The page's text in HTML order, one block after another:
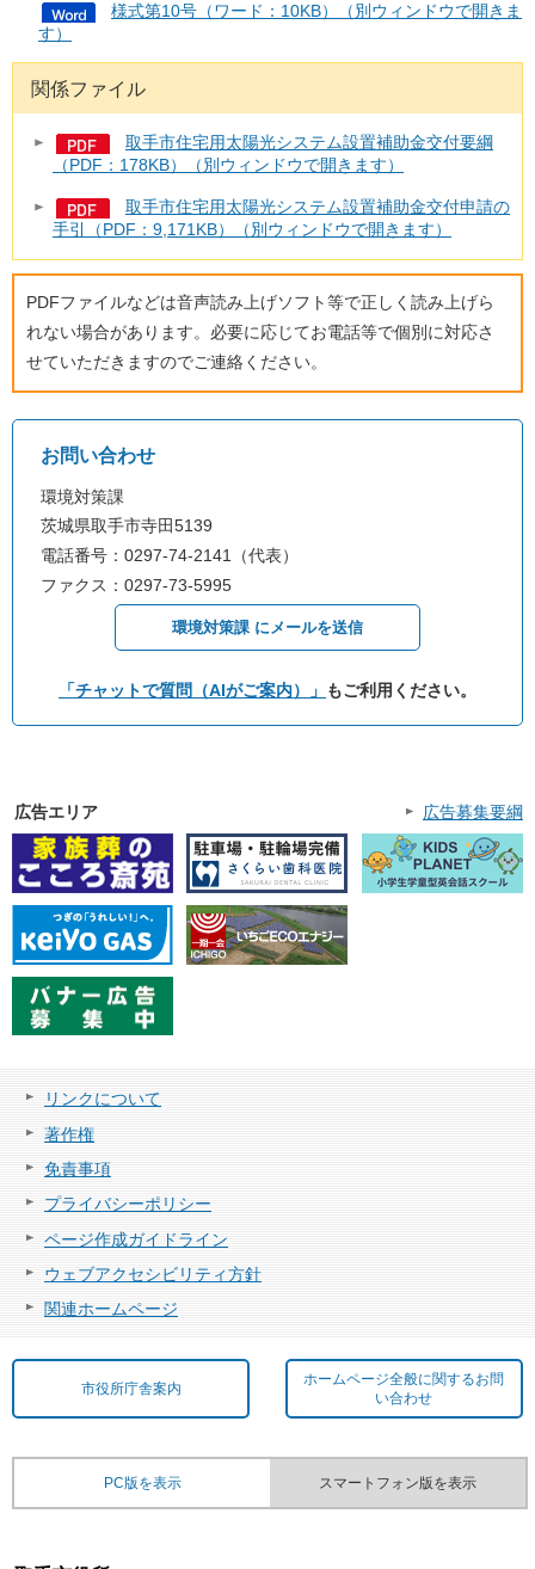
様式第10号（ワード：10KB）（別ウィンドウで開きま
す）
関係ファイル
取手市住宅用太陽光システム設置補助金交付要綱
（PDF：178KB）（別ウィンドウで開きます）
取手市住宅用太陽光システム設置補助金交付申請の
手引（PDF：9,171KB）（別ウィンドウで開きます）
PDFファイルなどは音声読み上げソフト等で正しく読み上げら
れない場合があります。必要に応じてお電話等で個別に対応さ
せていただきますのでご連絡ください。
お問い合わせ
環境対策課
茨城県取手市寺田5139
電話番号：0297-74-2141（代表）
ファクス：0297-73-5995
環境対策課 にメールを送信
「チャットで質問（AIがご案内）」 もご利用ください。
広告エリア 広告募集要綱
リンクについて
著作権
免責事項
プライバシーポリシー
ページ作成ガイドライン
ウェブアクセシビリティ方針
関連ホームページ
市役所庁舎案内
ホームページ全般に関するお問
い合わせ
PC版を表示 スマートフォン版を表示